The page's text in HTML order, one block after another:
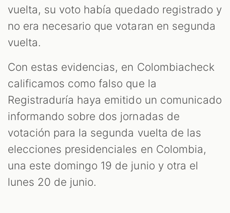
vuelta, su voto había quedado registrado y
no era necesario que votaran en segunda
vuelta.
Con estas evidencias, en Colombiacheck
calificamos como falso que la
Registraduría haya emitido un comunicado
informando sobre dos jornadas de
votación para la segunda vuelta de las
elecciones presidenciales en Colombia,
una este domingo 19 de junio y otra el
lunes 20 de junio.